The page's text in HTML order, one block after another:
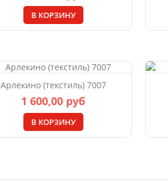
В КОРЗИНУ
Арлекино (текстиль) 7007
1 600,00 руб
В КОРЗИНУ